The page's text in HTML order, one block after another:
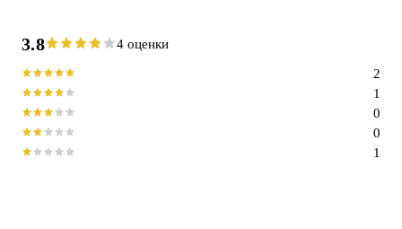
3.8 4 оценки
1
0
0
1
2